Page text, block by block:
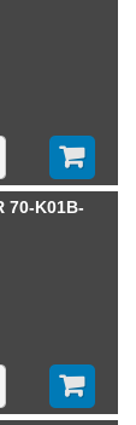
70-K01B-